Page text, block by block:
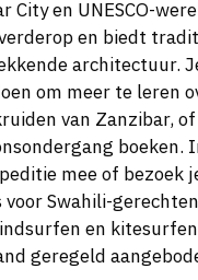
City en UNESCO-
verderop en biedt
architectuur.
om meer te leren
van Zanzibar,
boeken.
mee of bezoek
Swahili-
en
geregeld